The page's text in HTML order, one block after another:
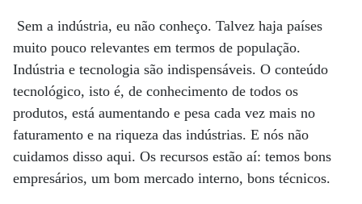
Sem a indústria, eu não conheço. Talvez haja países
muito pouco relevantes em termos de população.
Indústria e tecnologia são indispensáveis. O conteúdo
tecnológico, isto é, de conhecimento de todos os
produtos, está aumentando e pesa cada vez mais no
faturamento e na riqueza das indústrias. E nós não
cuidamos disso aqui. Os recursos estão aí: temos bons
empresários, um bom mercado interno, bons técnicos.